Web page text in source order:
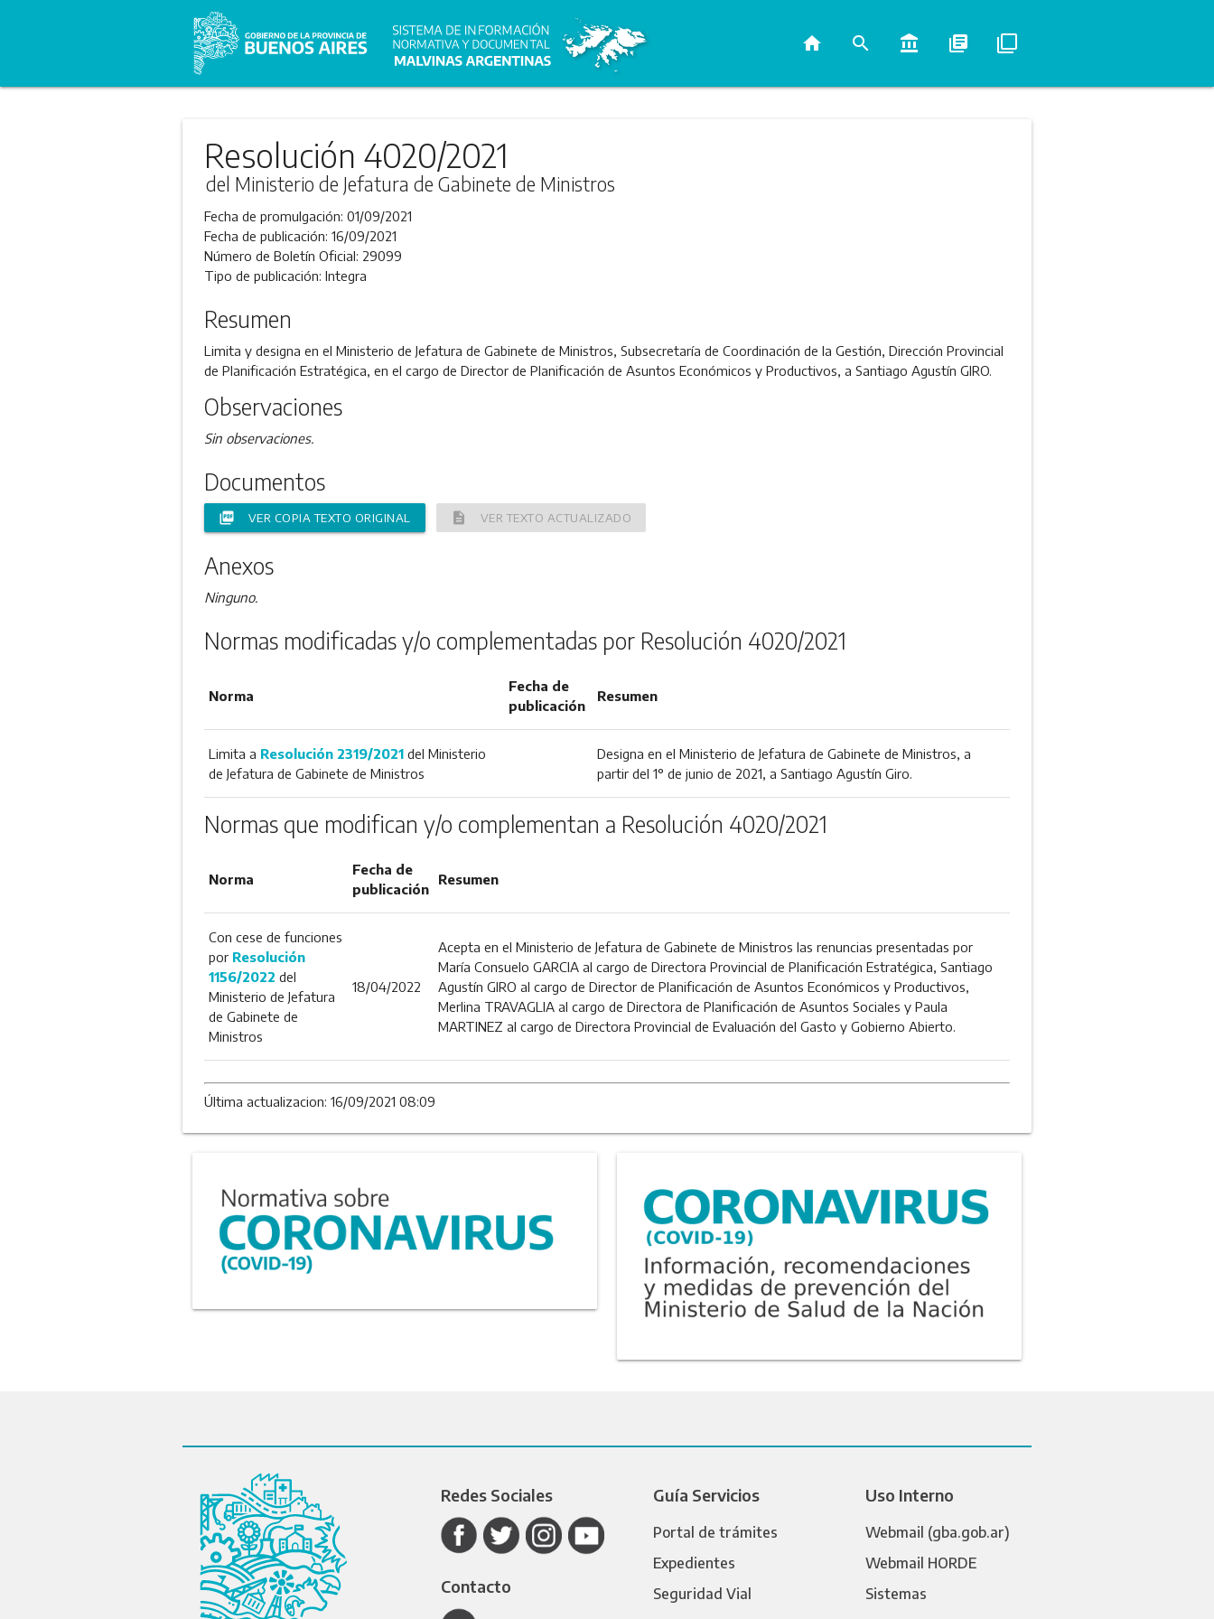
home search account_balance library_books filter_none
Resolución 4020/2021
del Ministerio de Jefatura de Gabinete de Ministros
Fecha de promulgación: 01/09/2021
Fecha de publicación: 16/09/2021
Número de Boletín Oficial: 29099
Tipo de publicación: Integra
Resumen
Limita y designa en el Ministerio de Jefatura de Gabinete de Ministros, Subsecretaría de Coordinación de la Gestión, Dirección Provincial
de Planificación Estratégica, en el cargo de Director de Planificación de Asuntos Económicos y Productivos, a Santiago Agustín GIRO.
Observaciones
Sin observaciones.
Documentos
picture_as_pdf VER COPIA TEXTO ORIGINAL description VER TEXTO ACTUALIZADO
Anexos
Ninguno.
Normas modificadas y/o complementadas por Resolución 4020/2021
Norma
Fecha de
publicación
Resumen
Limita a Resolución 2319/2021del Ministerio
de Jefatura de Gabinete de Ministros
Designa en el Ministerio de Jefatura de Gabinete de Ministros, a
partir del 1° de junio de 2021, a Santiago Agustín Giro.
Normas que modifican y/o complementan a Resolución 4020/2021
Norma
Fecha de
publicación
Resumen
Con cese de funciones
por Resolución
1156/2022 del
Ministerio de Jefatura
de Gabinete de
Ministros
18/04/2022
Acepta en el Ministerio de Jefatura de Gabinete de Ministros las renuncias presentadas por
María Consuelo GARCIA al cargo de Directora Provincial de Planificación Estratégica, Santiago
Agustín GIRO al cargo de Director de Planificación de Asuntos Económicos y Productivos,
Merlina TRAVAGLIA al cargo de Directora de Planificación de Asuntos Sociales y Paula
MARTINEZ al cargo de Directora Provincial de Evaluación del Gasto y Gobierno Abierto.
Última actualizacion: 16/09/2021 08:09
Redes Sociales
Contacto
Guía Servicios
Portal de trámites
Expedientes
Seguridad Vial
Uso Interno
Webmail (gba.gob.ar)
Webmail HORDE
Sistemas